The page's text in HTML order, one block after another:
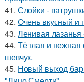
41. Слойки -
42. Очень вкусный и
43. Ленивая лазанья
44. Тёплая и нежная
шевчук.
45. Новый выход